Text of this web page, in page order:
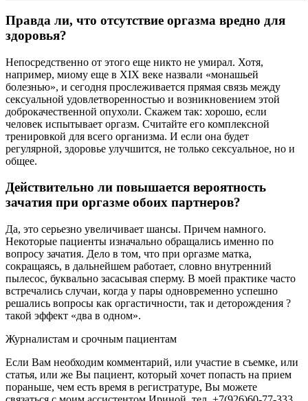
Правда ли, что отсутствие оргазма вредно для
здоровья?
Непосредственно от этого еще никто не умирал. Хотя,
например, миому еще в ХIX веке назвали «монашьей
болезнью», и сегодня прослеживается прямая связь между
сексуальной удовлетворенностью и возникновением этой
доброкачественной опухоли. Скажем так: хорошо, если
человек испытывает оргазм. Считайте его комплексной
тренировкой для всего организма. И если она будет
регулярной, здоровье улучшится, не только сексуальное, но и
общее.
Действительно ли повышается вероятность
зачатия при оргазме обоих партнеров?
Да, это серьезно увеличивает шансы. Причем намного.
Некоторые пациенты изначально обращались именно по
вопросу зачатия. Дело в том, что при оргазме матка,
сокращаясь, в дальнейшем работает, словно внутренний
пылесос, буквально засасывая сперму. В моей практике часто
встречались случаи, когда у пары одновременно успешно
решались вопросы как оргастичности, так и деторождения ?
такой эффект «два в одном».
Журналистам и срочным пациентам
Если Вам необходим комментарий, или участие в съемке, или
статья, или же Вы пациент, который хочет попасть на прием
пораньше, чем есть время в регистратуре, Вы можете